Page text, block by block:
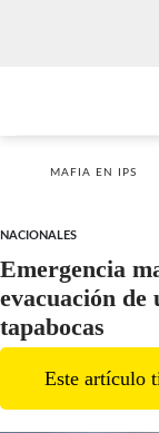
MAFIA EN IPS
NACIONALES
Emergencia
evacuación de
tapabocas
Este artículo